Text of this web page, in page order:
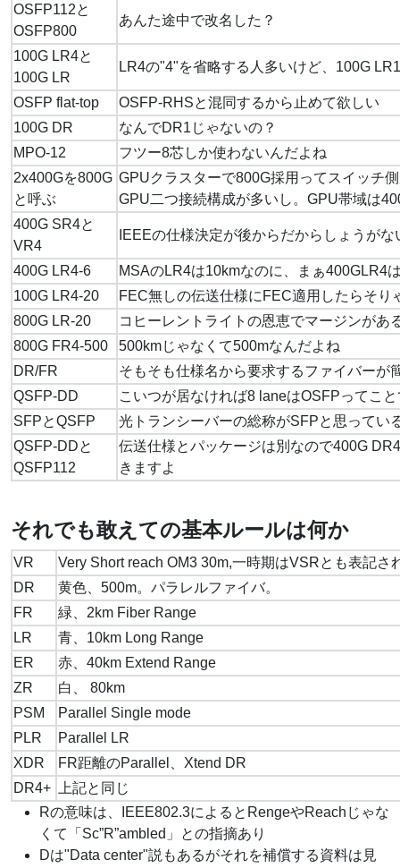
OSFP112と
OSFP800
あんた途中で改名した？
100G LR4と
100G LR
LR4の"4"を省略する人多いけど、100G
OSFP flat-top
OSFP-RHSと混同するから止めて欲しい
100G DR
なんでDR1じゃないの？
MPO-12
フツー8芯しか使わないんだよね
2x400Gを800G
と呼ぶ
GPUクラスターで800G採用ってスイッチ
GPU二つ接続構成が多いし。GPU帯域は
400G SR4と
VR4
IEEEの仕様決定が後からだからしょうが
400G LR4-6
MSAのLR4は10kmなのに、まぁ400GLR4
100G LR4-20
FEC無しの伝送仕様にFEC適用したらそり
800G LR-20
コヒーレントライトの恩恵でマージンがあ
800G FR4-500
500kmじゃなくて500mなんだよね
DR/FR
そもそも仕様名から要求するファイバーが
QSFP-DD
こいつが居なければ8 laneはOSFPってこ
SFPとQSFP
光トランシーバーの総称がSFPと思ってい
QSFP-DDと
QSFP112
伝送仕様とパッケージは別なので400G
きますよ
それでも敢えての基本ルールは何か
VR
Very Short reach OM3 30m,一時期はVSRとも表記さ
DR
黄色、500m。パラレルファイバ。
FR
緑、2km Fiber Range
LR
青、10km Long Range
ER
赤、40km Extend Range
ZR
白、 80km
PSM
Parallel Single mode
PLR
Parallel LR
XDR
FR距離のParallel、Xtend DR
DR4+
上記と同じ
Rの意味は、IEEE802.3によるとRengeやReachじゃな
くて「Sc”R”ambled」との指摘あり
Dは"Data center"説もあるがそれを補償する資料は見